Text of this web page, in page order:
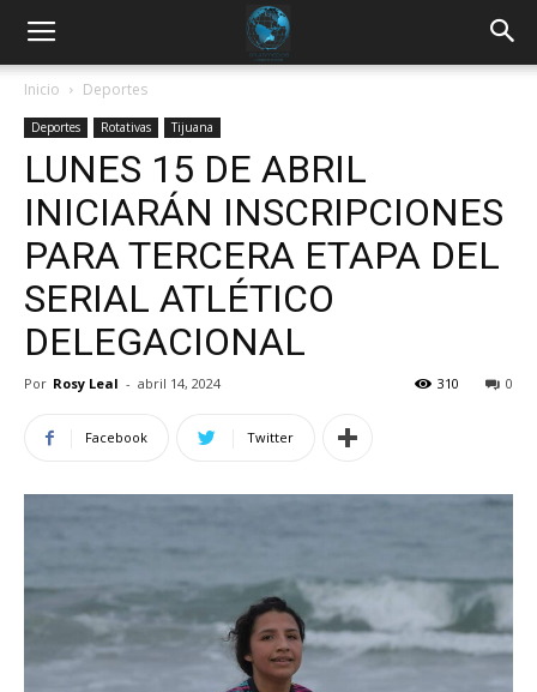
Inicio Deportes
Deportes Rotativas Tijuana
LUNES 15 DE ABRIL
INICIARÁN INSCRIPCIONES
PARA TERCERA ETAPA DEL
SERIAL ATLÉTICO
DELEGACIONAL
Por Rosy Leal - abril 14, 2024 0
310
Facebook Twitter